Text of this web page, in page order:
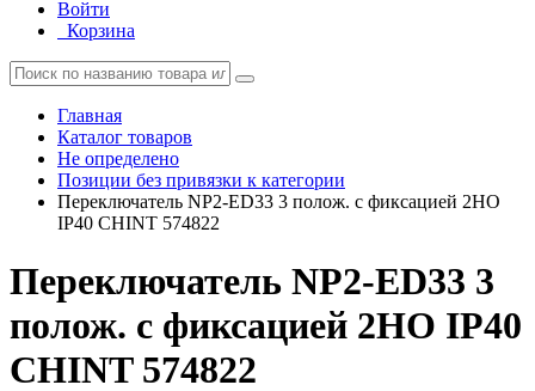
Войти
Корзина
Главная
Каталог товаров
Не определено
Позиции без привязки к категории
Переключатель NP2-ED33 3 полож. с фиксацией 2НО
IP40 CHINT 574822
Переключатель NP2-ED33 3
полож. с фиксацией 2НО IP40
CHINT 574822